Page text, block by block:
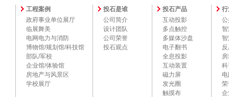
工程案例
政府事业单位展厅
临展舞美
电网电力与消防
博物馆/规划馆/科技馆
部队/军校
企业馆/体验馆
房地产与风景区
学校展厅
投石是谁
公司简介
设计团队
公司荣誉
投石观点
投石产品
互动投影
多点触控
多媒体沙盘
电子翻书
全息投影
互动装置
磁力屏
发光圈
触摸布